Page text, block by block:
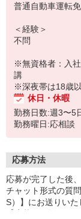
普通自動車運転
＜経験＞
不問
※無資格者：入
講
※深夜帯は18歳
休日・休暇
勤務日数:週3〜5
勤務曜日:応相談
応募方法
応募が完了した後
チャット形式の質
S）】にお送りいた